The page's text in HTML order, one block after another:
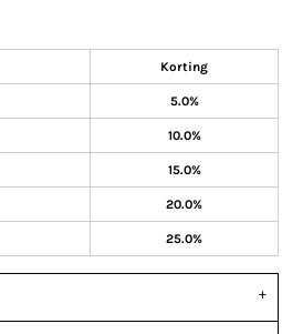
Korting
5.0%
10.0%
15.0%
20.0%
25.0%